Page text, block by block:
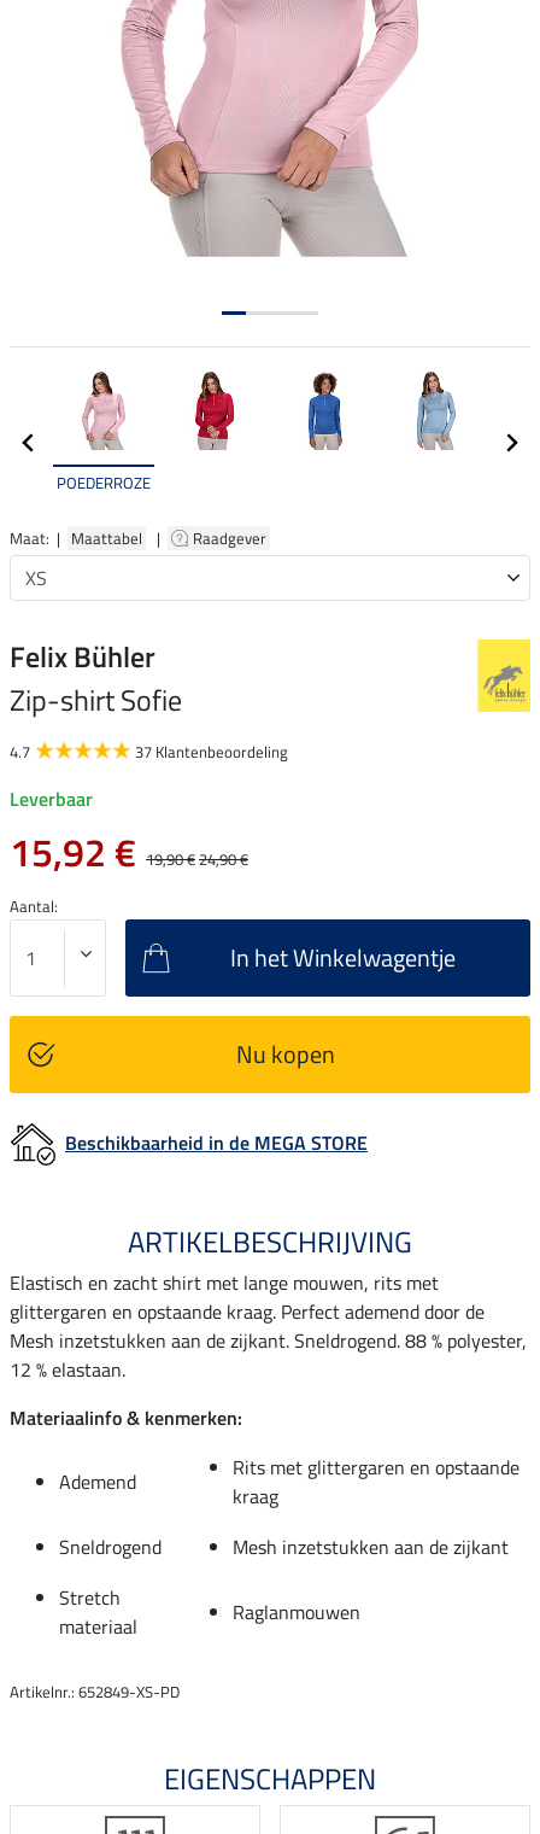
POEDERROZE
Maat: | Maattabel | Raadgever
Felix Bühler
Zip-shirt Sofie
4.7 37 Klantenbeoordeling
Leverbaar
15,92 € 19,90 €24,90 €
Aantal:
In het Winkelwagentje
Nu kopen
Beschikbaarheid in de MEGA STORE
ARTIKELBESCHRIJVING
Elastisch en zacht shirt met lange mouwen, rits met
glittergaren en opstaande kraag. Perfect ademend door de
Mesh inzetstukken aan de zijkant. Sneldrogend. 88 % polyester,
12 % elastaan.
Materiaalinfo & kenmerken:
Ademend
Rits met glittergaren en opstaande
kraag
Sneldrogend
Mesh inzetstukken aan de zijkant
Stretch
materiaal
Raglanmouwen
Artikelnr.: 652849-XS-PD
EIGENSCHAPPEN